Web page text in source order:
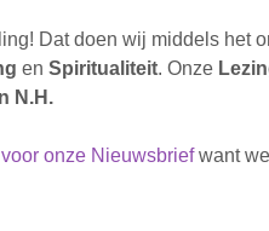
Dat doen wij middels het
en Spiritualiteit. Onze
N.H.
onze Nieuwsbriefwant